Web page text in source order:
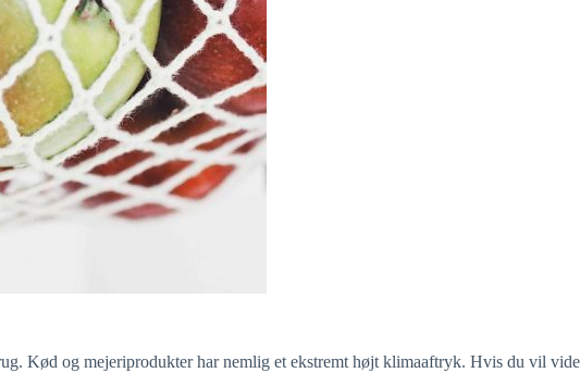
Kød og mejeriprodukter har nemlig et ekstremt højt klimaaftryk. Hvis du vil vide